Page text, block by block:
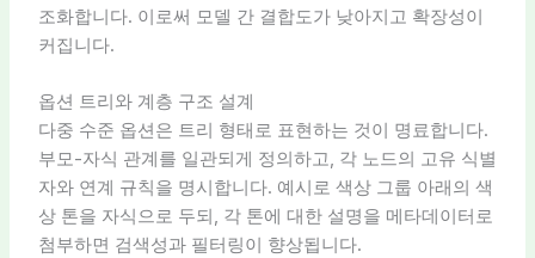
조화합니다. 이로써 모델 간 결합도가 낮아지고 확장성이
커집니다.
옵션 트리와 계층 구조 설계
다중 수준 옵션은 트리 형태로 표현하는 것이 명료합니다.
부모-자식 관계를 일관되게 정의하고, 각 노드의 고유 식별
자와 연계 규칙을 명시합니다. 예시로 색상 그룹 아래의 색
상 톤을 자식으로 두되, 각 톤에 대한 설명을 메타데이터로
첨부하면 검색성과 필터링이 향상됩니다.